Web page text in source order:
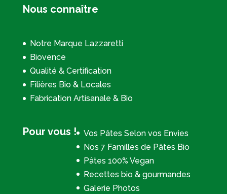
Nous connaître
Notre Marque Lazzaretti
Biovence
Qualité & Certification
Filières Bio & Locales
Fabrication Artisanale & Bio
Pour vous !
Vos Pâtes Selon vos Envies
Nos 7 Familles de Pâtes Bio
Pâtes 100% Vegan
Recettes bio & gourmandes
Galerie Photos